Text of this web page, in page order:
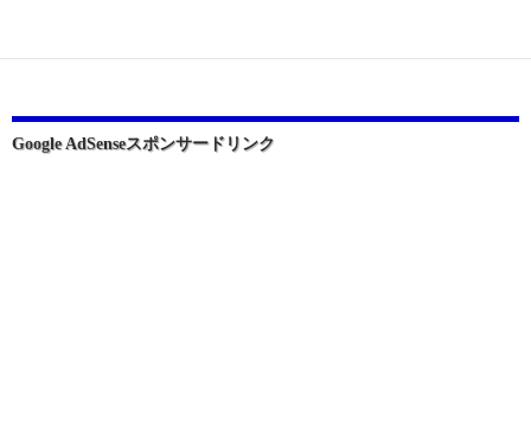
Google AdSenseスポンサードリンク